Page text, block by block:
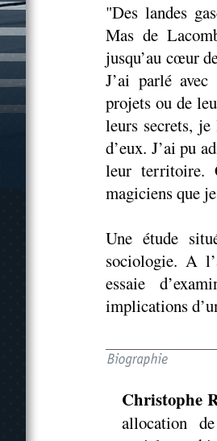
"Des landes
Mas de
jusqu’au cœur
J’ai parlé
projets ou de
leurs secrets,
d’eux. J’ai pu
leur territoire.
magiciens que
Une étude
sociologie. A
essaie
implications
Christophe
allocation